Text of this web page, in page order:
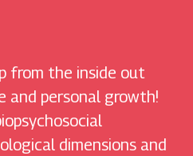
from the inside out
and personal growth!
dimensions and